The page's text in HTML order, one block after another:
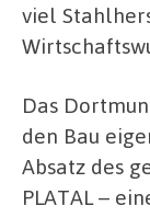
viel
Das
den Bau
Absatz des
PLATAL –